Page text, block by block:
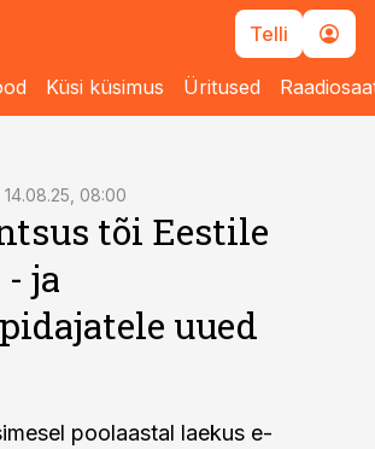
Telli
Küsi küsimus Üritused
14.08.25, 08:00
tõi Eestile
ja
uued
poolaastal laekus e-